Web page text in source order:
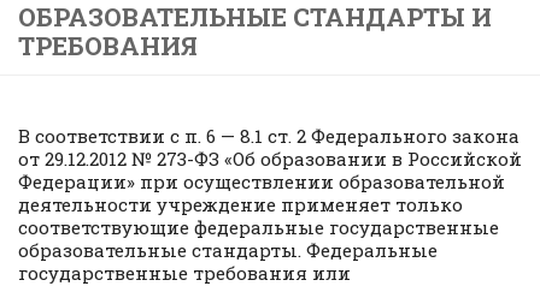
ОБРАЗОВАТЕЛЬНЫЕ СТАНДАРТЫ И
ТРЕБОВАНИЯ
В соответствии с п. 6 — 8.1 ст. 2 Федерального закона
от 29.12.2012 № 273-ФЗ «Об образовании в Российской
Федерации» при осуществлении образовательной
деятельности учреждение применяет только
соответствующие федеральные государственные
образовательные стандарты. Федеральные
государственные требования или